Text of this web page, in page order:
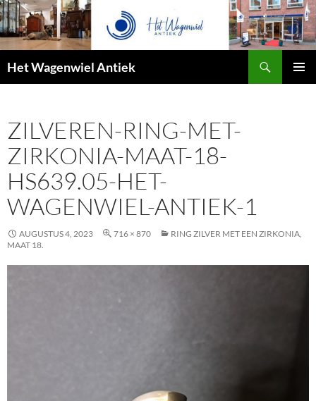
Het Wagenwiel Antiek
ZILVEREN-RING-MET-
ZIRKONIA-MAAT-18-
HS639.05-HET-
WAGENWIEL-ANTIEK-1
AUGUSTUS 4, 2023 716 × 870
RING ZILVER MET EEN ZIRKONIA,
MAAT 18.